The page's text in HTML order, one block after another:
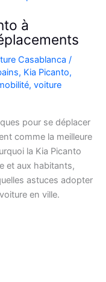
à
Casablanca /
, Kia Picanto,
, voiture
pour se déplacer
comme la meilleure
la Kia Picanto
et aux habitants,
astuces adopter
en ville.